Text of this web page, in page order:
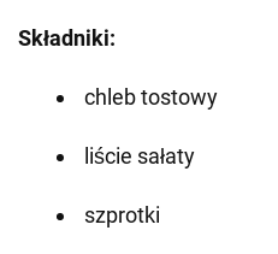
Składniki:
chleb tostowy
liście sałaty
szprotki